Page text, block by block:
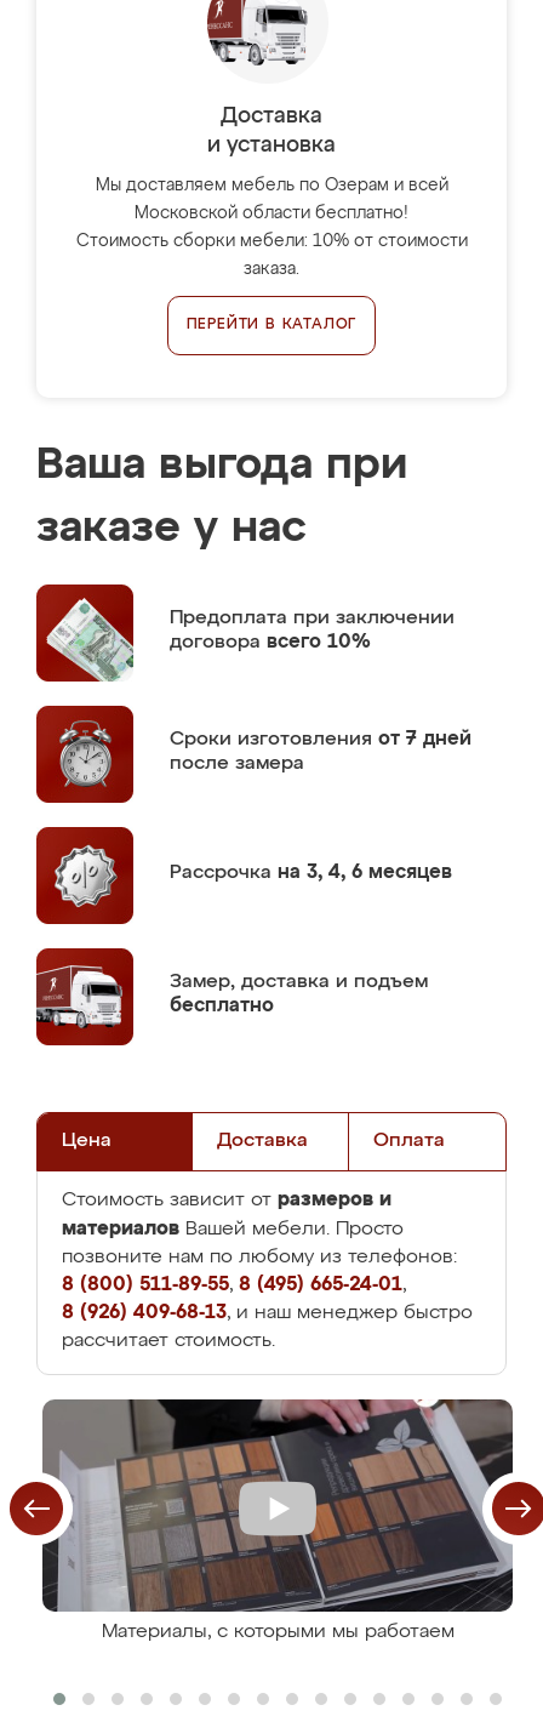
Доставка
и установка
Мы доставляем мебель по Озерам и всей
Московской области бесплатно!
Стоимость сборки мебели: 10% от стоимости
заказа.
ПЕРЕЙТИ В КАТАЛОГ
Ваша выгода при
заказе у нас
Предоплата при заключении
договора всего 10%
Сроки изготовления от 7 дней
после замера
Рассрочка на 3, 4, 6 месяцев
Замер, доставка и подъем
бесплатно
Цена Доставка Оплата
Стоимость зависит от размеров и
материалов Вашей мебели. Просто
позвоните нам по любому из телефонов:
8 (800) 511-89-55, 8 (495) 665-24-01,
8 (926) 409-68-13, и наш менеджер быстро
рассчитает стоимость.
Материалы, с которыми мы работаем